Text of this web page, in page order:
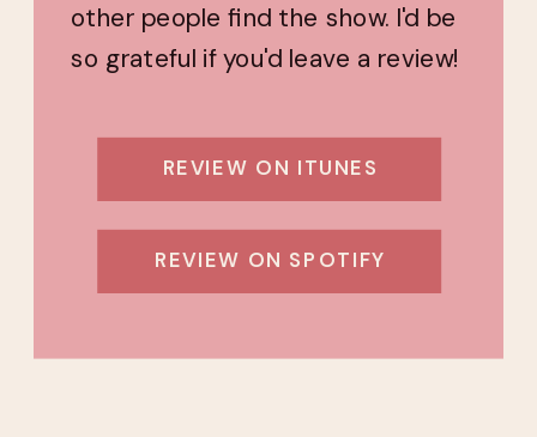
REVIEW ON SPOTIFY
REVIEW ON ITUNES
other people find the show. I'd be
so grateful if you'd leave a review!